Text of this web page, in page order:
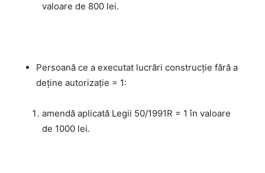
valoare de 800 lei.
Persoană ce a executat lucrări construcție fără a
deține autorizaţie = 1:
amendă aplicată Legii 50/1991R = 1 în valoare
de 1000 lei.